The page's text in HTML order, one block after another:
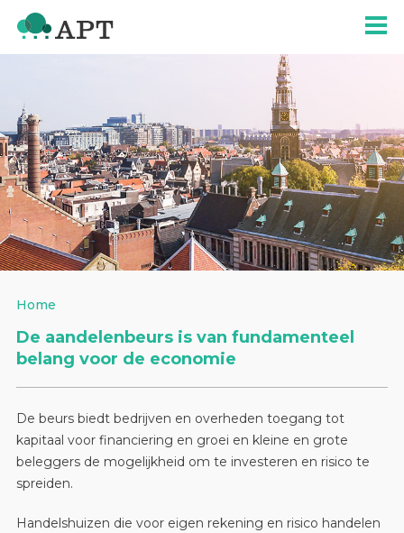
Home
De aandelenbeurs is van fundamenteel
belang voor de economie
De beurs biedt bedrijven en overheden toegang tot
kapitaal voor financiering en groei en kleine en grote
beleggers de mogelijkheid om te investeren en risico te
spreiden.
Handelshuizen die voor eigen rekening en risico handelen